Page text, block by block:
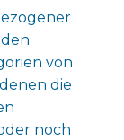
von
die
noch